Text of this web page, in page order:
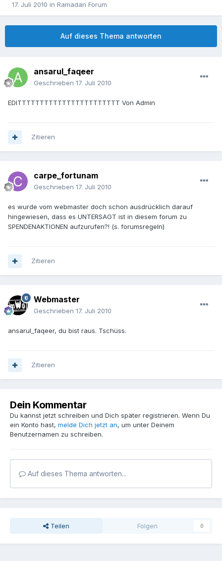
17. Juli 2010 in Ramadan Forum
Auf dieses Thema antworten
ansarul_faqeer
Geschrieben 17. Juli 2010
EDITTTTTTTTTTTTTTTTTTTTTTT Von Admin
Zitieren
carpe_fortunam
Geschrieben 17. Juli 2010
es wurde vom webmaster doch schon ausdrücklich darauf
hingewiesen, dass es UNTERSAGT ist in diesem forum zu
SPENDENAKTIONEN aufzurufen?! (s. forumsregeln)
Zitieren
Webmaster
Geschrieben 17. Juli 2010
ansarul_faqeer, du bist raus. Tschüss.
Zitieren
Dein Kommentar
Du kannst jetzt schreiben und Dich später registrieren. Wenn Du
ein Konto hast, melde Dich jetzt an, um unter Deinem
Benutzernamen zu schreiben.
Auf dieses Thema antworten...
Teilen Folgen 0